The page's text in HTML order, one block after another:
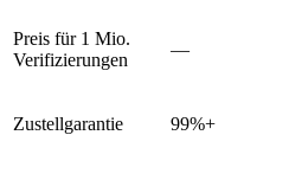
Preis für 1 Mio.
Verifizierungen
—
Zustellgarantie 99%+